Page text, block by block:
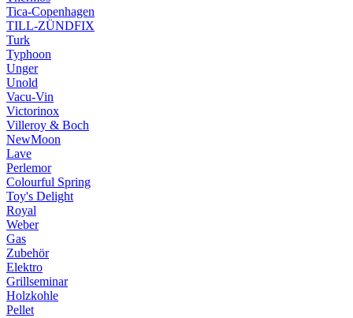
Tica-Copenhagen
TILL-ZÜNDFIX
Turk
Typhoon
Unger
Unold
Vacu-Vin
Victorinox
Villeroy & Boch
NewMoon
Lave
Perlemor
Colourful Spring
Toy's Delight
Royal
Weber
Gas
Zubehör
Elektro
Grillseminar
Holzkohle
Pellet